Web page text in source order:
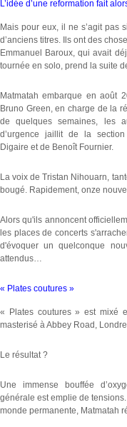
L’idée d’une reformation fait
Mais pour eux, il ne s’agit pas
d’anciens titres. Ils ont des
Emmanuel Baroux, qui avait
tournée en solo, prend la suite
Matmatah embarque en août
Bruno Green, en charge de la
de quelques semaines, les
d’urgence jaillit de la section
Digaire et de Benoît Fournier.
La voix de Tristan Nihouarn,
bougé. Rapidement, onze
Alors qu'ils annoncent
les places de concerts
d'évoquer un quelconque
attendus…
« Plates coutures »
« Plates coutures » est mixé
masterisé à Abbey Road,
Le résultat ?
Une immense bouffée
générale est emplie de
monde permanente, Matmatah